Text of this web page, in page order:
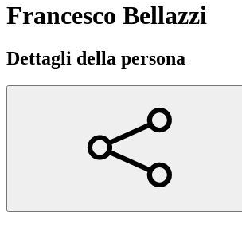
Francesco Bellazzi
Dettagli della persona